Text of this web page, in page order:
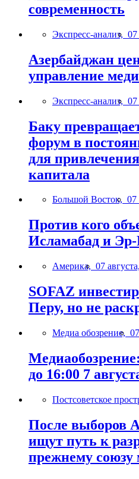
современность
Экспресс-анализ, 07
Азербайджан
управление
Экспресс-анализ, 07
Баку
форум в
для
капитала
Большой Восток, 07
Против кого
Исламабад и
Америка, 07
SOFAZ
Перу, но не
Медиа обозрение,
до 16:00 7
Постсоветское
После выборов
ищут путь к
прежнему союзу